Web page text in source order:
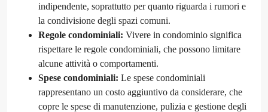
indipendente, soprattutto per quanto riguarda i rumori e
la condivisione degli spazi comuni.
Regole condominiali: Vivere in condominio significa
rispettare le regole condominiali, che possono limitare
alcune attività o comportamenti.
Spese condominiali: Le spese condominiali
rappresentano un costo aggiuntivo da considerare, che
copre le spese di manutenzione, pulizia e gestione degli